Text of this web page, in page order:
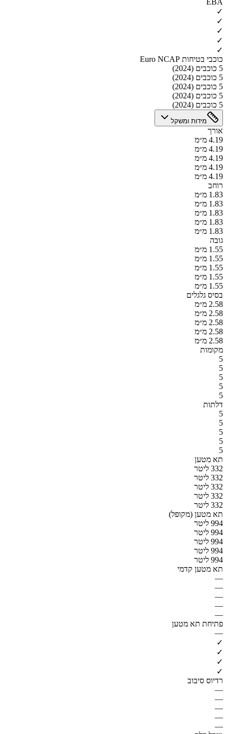
✓
✓
✓
✓
✓
כוכבי בטיחות Euro NCAP
5 כוכבים (2024)
5 כוכבים (2024)
5 כוכבים (2024)
5 כוכבים (2024)
5 כוכבים (2024)
מידות ומשקל
אורך
4.19 מ״מ
4.19 מ״מ
4.19 מ״מ
4.19 מ״מ
4.19 מ״מ
רוחב
1.83 מ״מ
1.83 מ״מ
1.83 מ״מ
1.83 מ״מ
1.83 מ״מ
גובה
1.55 מ״מ
1.55 מ״מ
1.55 מ״מ
1.55 מ״מ
1.55 מ״מ
בסיס גלגלים
2.58 מ״מ
2.58 מ״מ
2.58 מ״מ
2.58 מ״מ
2.58 מ״מ
מקומות
5
5
5
5
5
דלתות
5
5
5
5
5
תא מטען
332 ליטר
332 ליטר
332 ליטר
332 ליטר
332 ליטר
תא מטען (מקופל)
994 ליטר
994 ליטר
994 ליטר
994 ליטר
994 ליטר
תא מטען קדמי
—
—
—
—
—
פתיחת תא מטען
—
✓
✓
✓
✓
רדיוס סיבוב
—
—
—
—
—